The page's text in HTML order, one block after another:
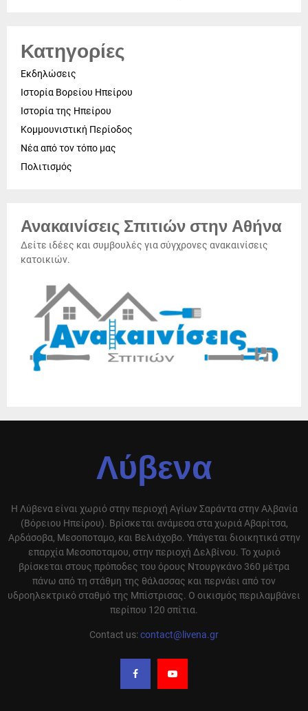
Κατηγορίες
Εκδηλώσεις
Ιστορία Βορείου Ηπείρου
Ιστορία της Ηπείρου
Κομμουνιστική Περίοδος
Νέα από τον τόπο μας
Πολιτισμός
Ανακαινίσεις Σπιτιών στην Αθήνα
Δείτε ιδέες και συμβουλές για σύγχρονες ανακαινίσεις
κατοικιών.
Λύβενα
Η Λύβενα είναι χωριό στην περιοχή Αγίων Σαράντα στην Αλβανία
(Βόρειου Ηπείρου). Βρίσκεται ανάμεσα στα χωριά Αβαρίτσα,
Αρδάσοβα, Μεσοποταμο, και Βελιάχοβο. Υπάγεται διοικητικά στην
επαρχία Μεσοποταμου, στην περιοχή Δελβίνου. Το χωριό
βρίσκεται στους πρόποδες του όρους Ντουργκάνο 360 μέτρα
πάνω από τη στάθμη της θάλασσας και περνάει από τον
υδροηλεκτρικό σταθμό της Μπίστρισας. Ο οικισμός περιλαμβάνει
περίπου 120 σπίτια.
Contact us:contact@livena.gr